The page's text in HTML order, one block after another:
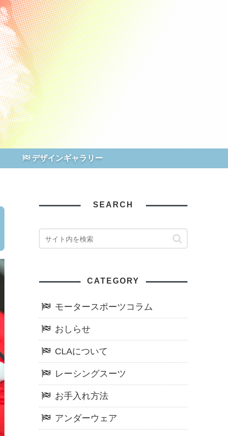
デザインギャラリー
SEARCH
CATEGORY
モータースポーツコラム
おしらせ
CLAについて
レーシングスーツ
お手入れ方法
アンダーウェア